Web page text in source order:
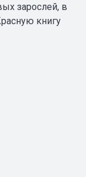
зарослей, в
книгу